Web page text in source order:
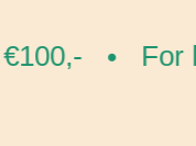
For